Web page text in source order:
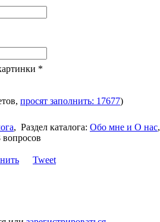
*
просят заполнить: 17677)
, Раздел каталога: Обо мне и О нас,
вопросов
Tweet